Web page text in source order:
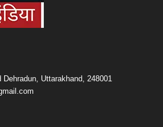
Dehradun, Uttarakhand, 248001